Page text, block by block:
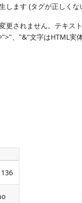
します (タグが正しくな
更されません。テキス
、"&"文字はHTML実